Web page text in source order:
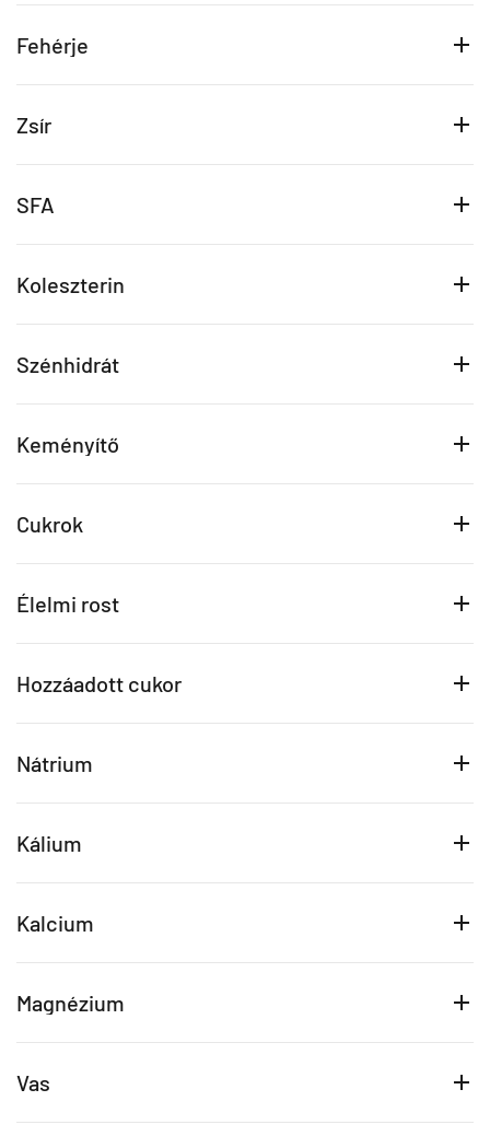
Fehérje
Zsír
SFA
Koleszterin
Szénhidrát
Keményítő
Cukrok
Élelmi rost
Hozzáadott cukor
Nátrium
Kálium
Kalcium
Magnézium
Vas